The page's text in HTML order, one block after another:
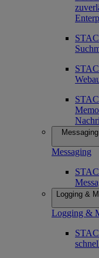
Messaging
Messaging
Logging &
Logging &